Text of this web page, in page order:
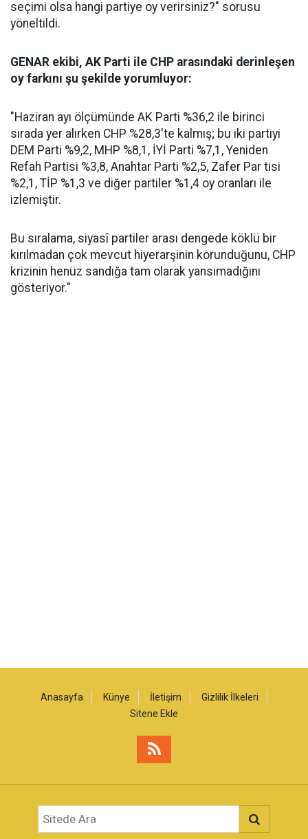
seçimi olsa hangi partiye oy verirsiniz?" sorusu
yöneltildi.
GENAR ekibi, AK Parti ile CHP arasındaki derinleşen
oy farkını şu şekilde yorumluyor:
"Haziran ayı ölçümünde AK Parti %36,2 ile birinci
sırada yer alırken CHP %28,3'te kalmış; bu iki partiyi
DEM Parti %9,2, MHP %8,1, İYİ Parti %7,1, Yeniden
Refah Partisi %3,8, Anahtar Parti %2,5, Zafer Par tisi
%2,1, TİP %1,3 ve diğer partiler %1,4 oy oranları ile
izlemiştir.
Bu sıralama, siyasî partiler arası dengede köklü bir
kırılmadan çok mevcut hiyerarşinin korunduğunu, CHP
krizinin henüz sandığa tam olarak yansımadığını
gösteriyor."
Anasayfa Künye İletişim
Gizlilik İlkeleri
Sitene Ekle